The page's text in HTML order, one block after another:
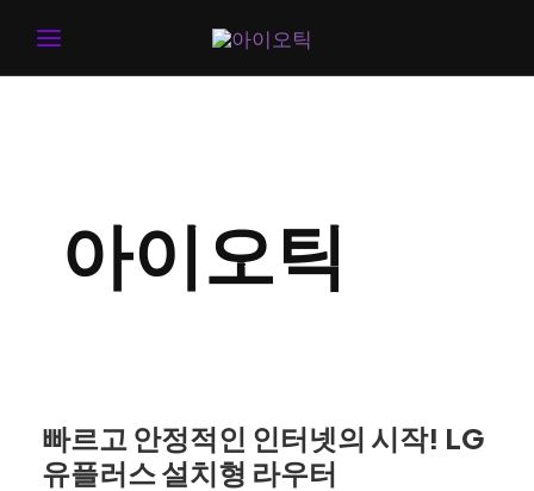
아이오틱
빠르고 안정적인 인터넷의 시작! LG
유플러스 설치형 라우터